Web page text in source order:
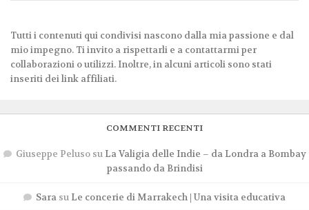
Tutti i contenuti qui condivisi nascono dalla mia passione e dal
mio impegno. Ti invito a rispettarli e a contattarmi per
collaborazioni o utilizzi. Inoltre, in alcuni articoli sono stati
inseriti dei link affiliati.
COMMENTI RECENTI
Giuseppe Pelusosu La Valigia delle Indie – da Londra a Bombay
passando da Brindisi
Sara su Le concerie di Marrakech | Una visita educativa